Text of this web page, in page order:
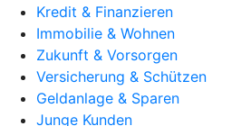
Kredit & Finanzieren
Immobilie & Wohnen
Zukunft & Vorsorgen
Versicherung & Schützen
Geldanlage & Sparen
Junge Kunden